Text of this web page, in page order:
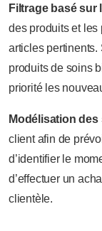
Filtrage basé sur
des produits et les
articles pertinents.
produits de soins
priorité les
Modélisation
client afin de
d’identifier le
d’effectuer un
clientèle.